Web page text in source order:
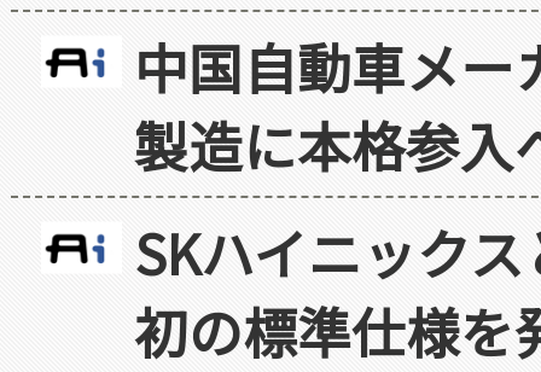
中国自動車メ
製造に本格参入
SKハイニック
初の標準仕様を